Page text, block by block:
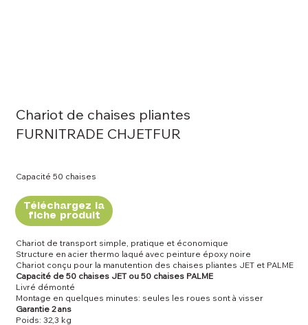
Chariot de chaises pliantes
FURNITRADE CHJETFUR
Capacité 50 chaises
Téléchargez la
fiche produit
Chariot de transport simple, pratique et économique
Structure en acier thermo laqué avec peinture époxy noire
Chariot conçu pour la manutention des chaises pliantes JET et PALME
Capacité de 50 chaises JET ou 50 chaises PALME
Livré démonté
Montage en quelques minutes: seules les roues sont à visser
Garantie 2 ans
Poids: 32,3 kg